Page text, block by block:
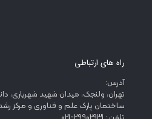
راه های ارتباطی
آدرس:
تهران، ولنجک، میدان شهید شهریاری،
ساختمان پارک علم و فناوری و مرکز